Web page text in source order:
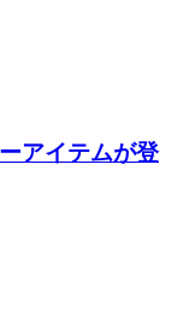
アイテムが登